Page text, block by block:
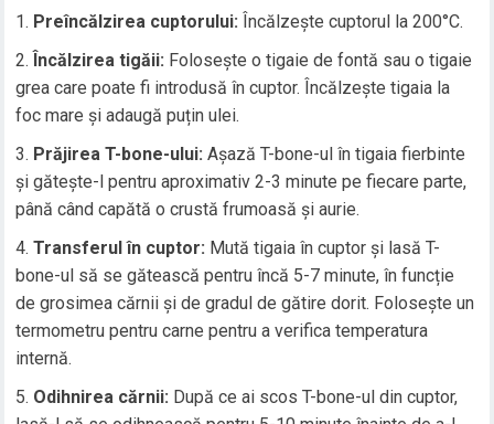
Preîncălzirea cuptorului: Încălzește cuptorul la 200°C.
Încălzirea tigăii: Folosește o tigaie de fontă sau o tigaie
grea care poate fi introdusă în cuptor. Încălzește tigaia la
foc mare și adaugă puțin ulei.
Prăjirea T-bone-ului: Așază T-bone-ul în tigaia fierbinte
și gătește-l pentru aproximativ 2-3 minute pe fiecare parte,
până când capătă o crustă frumoasă și aurie.
Transferul în cuptor: Mută tigaia în cuptor și lasă T-
bone-ul să se gătească pentru încă 5-7 minute, în funcție
de grosimea cărnii și de gradul de gătire dorit. Folosește un
termometru pentru carne pentru a verifica temperatura
internă.
Odihnirea cărnii: După ce ai scos T-bone-ul din cuptor,